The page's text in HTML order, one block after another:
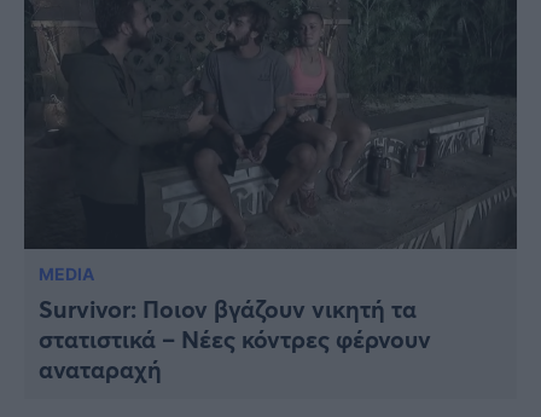
MEDIA
Survivor: Ποιον βγάζουν νικητή τα
στατιστικά – Νέες κόντρες φέρνουν
αναταραχή